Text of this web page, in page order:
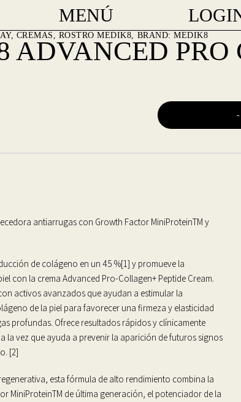
MENÚ
, CREMAS , ROSTRO MEDIK8 BRAND: MEDIK8
ADVANCED PRO
-
antiarrugas con Growth Factor MiniProteinTM y
de colágeno en un 45 %[1] y promueve la
con la crema Advanced Pro-Collagen+ Peptide Cream.
activos avanzados que ayudan a estimular la
de la piel para favorecer una firmeza y elasticidad
profundas. Ofrece resultados rápidos y clínicamente
la vez que ayuda a prevenir la aparición de futuros signos
[2]
esta fórmula de alto rendimiento combina la
MiniProteinTM de última generación, el potenciador de la